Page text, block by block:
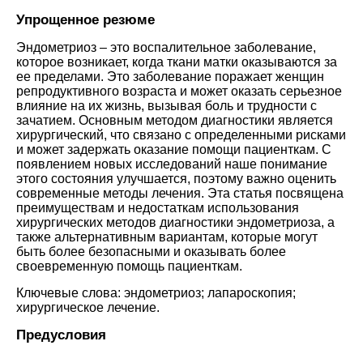
Упрощенное резюме
Эндометриоз – это воспалительное заболевание,
которое возникает, когда ткани матки оказываются за
ее пределами. Это заболевание поражает женщин
репродуктивного возраста и может оказать серьезное
влияние на их жизнь, вызывая боль и трудности с
зачатием. Основным методом диагностики является
хирургический, что связано с определенными рисками
и может задержать оказание помощи пациенткам. С
появлением новых исследований наше понимание
этого состояния улучшается, поэтому важно оценить
современные методы лечения. Эта статья посвящена
преимуществам и недостаткам использования
хирургических методов диагностики эндометриоза, а
также альтернативным вариантам, которые могут
быть более безопасными и оказывать более
своевременную помощь пациенткам.
Ключевые слова: эндометриоз; лапароскопия;
хирургическое лечение.
Предусловия